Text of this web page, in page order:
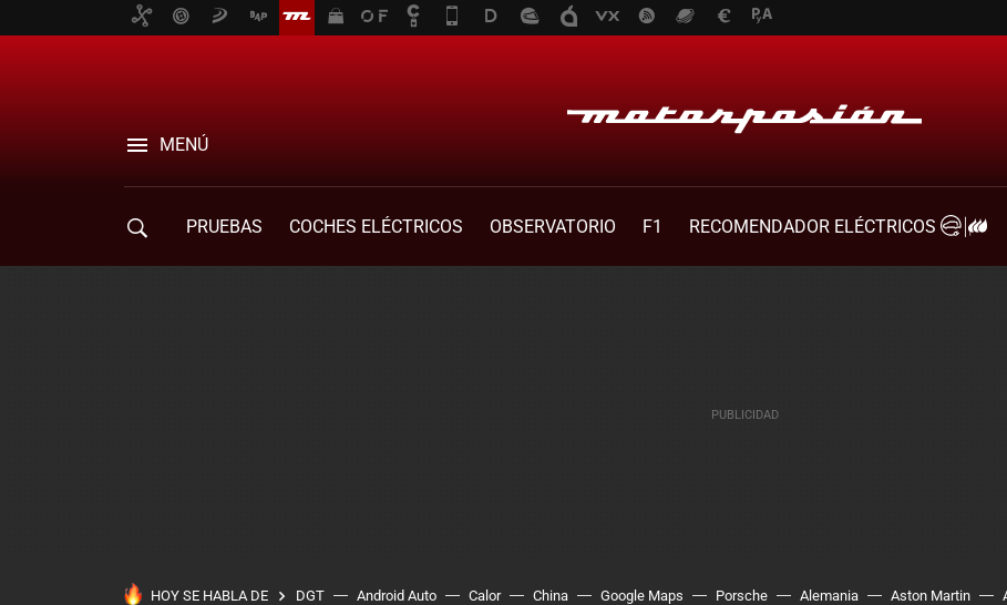
MENÚ
PRUEBAS COCHES ELÉCTRICOS OBSERVATORIO F1
RECOMENDADOR ELÉCTRICOS
HOY SE HABLA DE DGT Android Auto Calor China Google Maps Porsche Alemania Aston Martin